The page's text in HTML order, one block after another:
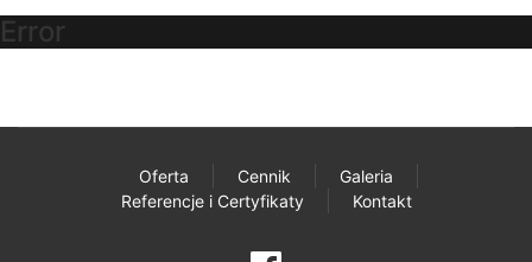
Error
Oferta Cennik
Galeria
Referencje i Certyfikaty
Kontakt